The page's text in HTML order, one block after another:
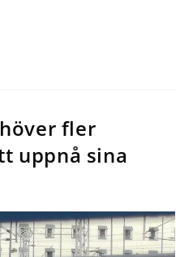
fler
uppnå sina